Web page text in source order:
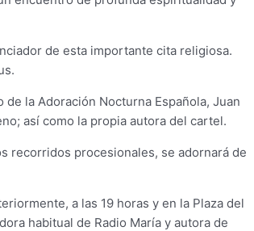
de esta importante cita religiosa.
la Adoración Nocturna Española, Juan
así como la propia autora del cartel.
recorridos procesionales, se adornará de
a las 19 horas y en la Plaza del
habitual de Radio María y autora de